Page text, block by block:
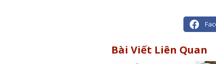
Bài Viết Liên Quan